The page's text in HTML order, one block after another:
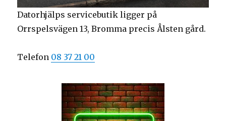
Datorhjälps servicebutik ligger på
Orrspelsvägen 13, Bromma precis Ålsten gård.
Telefon 08 37 21 00